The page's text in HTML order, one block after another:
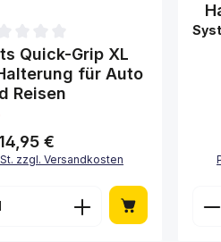
um die
ein oder
von 0 von 5 Sternen
Quick-Grip XL
für Auto
Reisen
Preis:
€
zzgl. Versandkosten
Gib den